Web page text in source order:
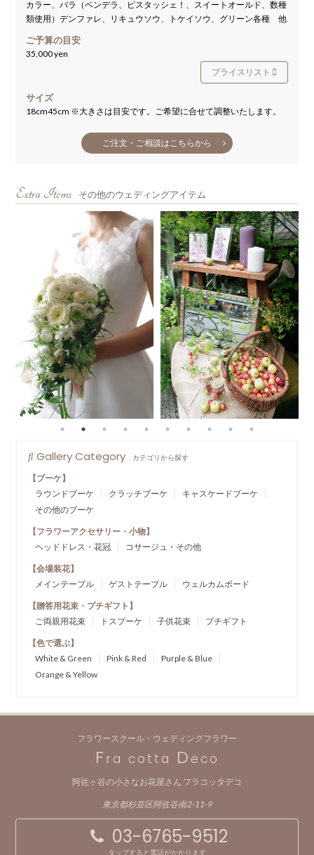
カラー、バラ（ベンデラ、ピスタッシェ！、スイートオールド、数種
類使用）デンファレ、リキュウソウ、トケイソウ、グリーン各種 他
ご予算の目安
35,000 yen
プライスリスト
サイズ
18cm45cm ※大きさは目安です。ご希望に合せて調整いたします。
ご注文・ご相談はこちらから
Extra Items その他のウェディングアイテム
Gallery Category
カテゴリから探す
【ブーケ】
ラウンドブーケ
クラッチブーケ
キャスケードブーケ
その他のブーケ
【フラワーアクセサリー・小物】
ヘッドドレス・花冠
コサージュ・その他
【会場装花】
メインテーブル
ゲストテーブル ウェルカムボード
【贈答用花束・プチギフト】
ご両親用花束
トスブーケ 子供花束 プチギフト
【色で選ぶ】
White & Green
Pink & Red
Purple & Blue
Orange & Yellow
フラワースクール・ウェディングフラワー
F ra cotta D eco
阿佐ヶ谷の小さなお花屋さん フラコッタデコ
東京都杉並区阿佐谷南2-11-9
03-6765-9512
タップすると電話がかかります